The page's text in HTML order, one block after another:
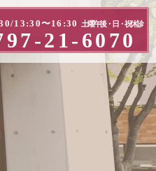
13:30〜16:30 土曜午後・日・祝休診
21-6070